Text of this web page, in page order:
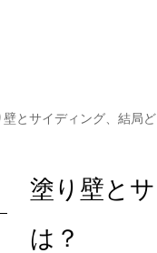
壁とサイディング、結局
塗り壁と
は？